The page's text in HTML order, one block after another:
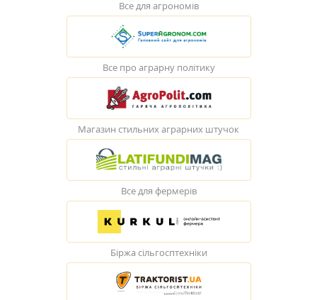
Все для агрономів
Все про аграрну політику
Магазин стильних аграрних штучок
Все для фермерів
Біржа сільгосптехніки